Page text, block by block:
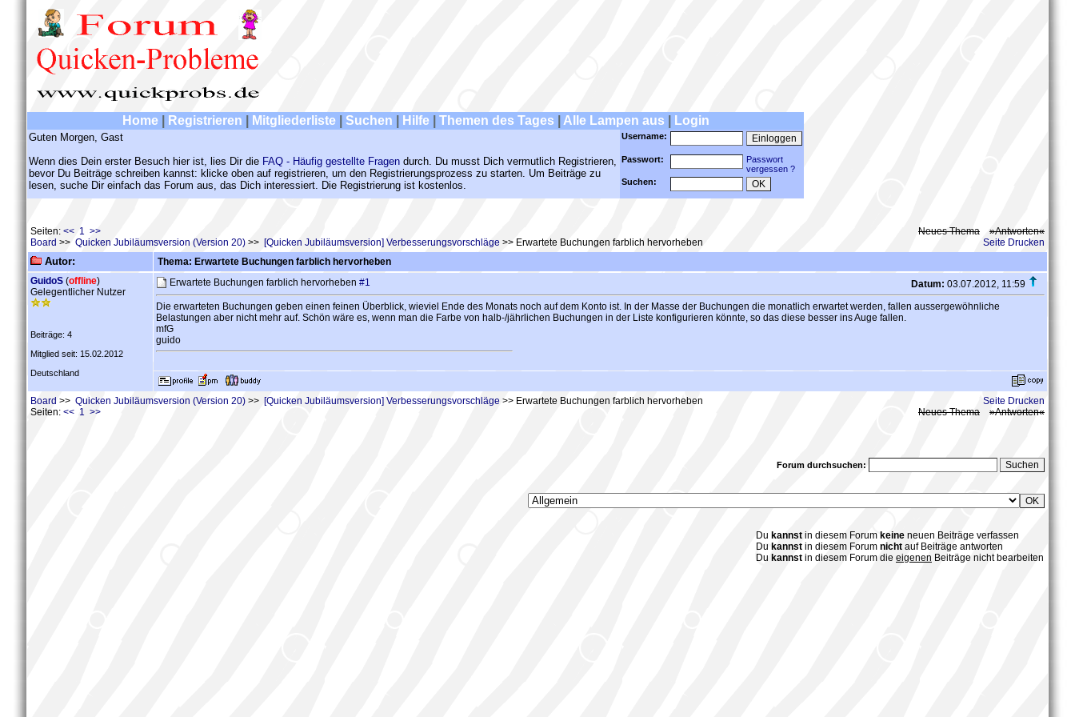
Home Registrieren Mitgliederliste Suchen Hilfe Themen des Tages Alle Lampen aus Login
Guten Morgen, Gast
Wenn dies Dein erster Besuch hier ist, lies Dir die FAQ - Häufig gestellte Fragen durch. Du musst Dich vermutlich Registrieren,
bevor Du Beiträge schreiben kannst: klicke oben auf registrieren, um den Registrierungsprozess zu starten. Um Beiträge zu
lesen, suche Dir einfach das Forum aus, das Dich interessiert. Die Registrierung ist kostenlos.
Username:
Passwort:
Passwort
vergessen ?
Suchen:
Seiten: << 1 >>
Board >> Quicken Jubiläumsversion (Version 20) >> [Quicken Jubiläumsversion] Verbesserungsvorschläge >> Erwartete Buchungen farblich hervorheben
Neues Thema
»Antworten«
Seite Drucken
Autor:
Thema: Erwartete Buchungen farblich hervorheben
GuidoS (offline)
Gelegentlicher Nutzer
Beiträge: 4
Mitglied seit: 15.02.2012
Deutschland
Erwartete Buchungen farblich hervorheben #1 Datum: 03.07.2012, 11:59
Die erwarteten Buchungen geben einen feinen Überblick, wieviel Ende des Monats noch auf dem Konto ist. In der Masse der Buchungen die monatlich erwartet werden, fallen aussergewöhnliche
Belastungen aber nicht mehr auf. Schön wäre es, wenn man die Farbe von halb-/jährlichen Buchungen in der Liste konfigurieren könnte, so das diese besser ins Auge fallen.
mfG
guido
Board >> Quicken Jubiläumsversion (Version 20) >> [Quicken Jubiläumsversion] Verbesserungsvorschläge >> Erwartete Buchungen farblich hervorheben
Seiten: << 1 >>
Seite Drucken
Neues Thema
»Antworten«
Forum durchsuchen:
Du kannst in diesem Forum keine neuen Beiträge verfassen
Du kannst in diesem Forum nicht auf Beiträge antworten
Du kannst in diesem Forum die eigenen Beiträge nicht bearbeiten